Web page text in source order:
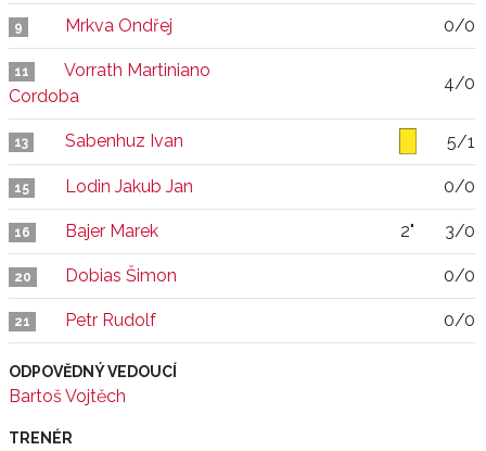
9 Mrkva Ondřej 0/0
11
Vorrath Martiniano
Cordoba
4/0
13 Sabenhuz Ivan 5/1
15 Lodin Jakub Jan 0/0
16 Bajer Marek 2" 3/0
20 Dobias Šimon 0/0
21 Petr Rudolf 0/0
ODPOVĚDNÝ VEDOUCÍ
Bartoš Vojtěch
TRENÉR